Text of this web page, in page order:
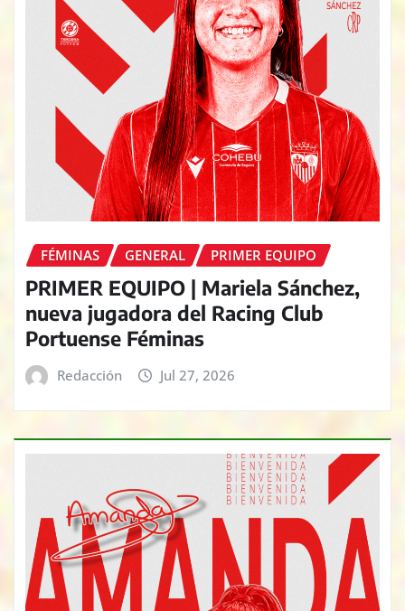
FÉMINAS GENERAL PRIMER EQUIPO
PRIMER EQUIPO | Mariela Sánchez,
nueva jugadora del Racing Club
Portuense Féminas
Redacción Jul 27, 2026